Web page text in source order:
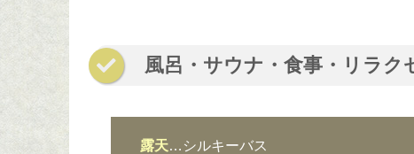
風呂・サウナ・食事・リラク
露天…シルキーバス